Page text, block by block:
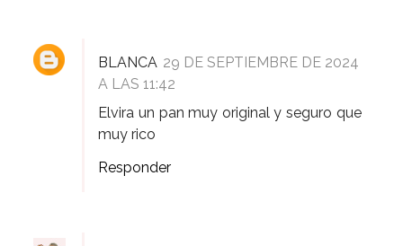
BLANCA 29 DE SEPTIEMBRE DE 2024
A LAS 11:42
Elvira un pan muy original y seguro que
muy rico
Responder